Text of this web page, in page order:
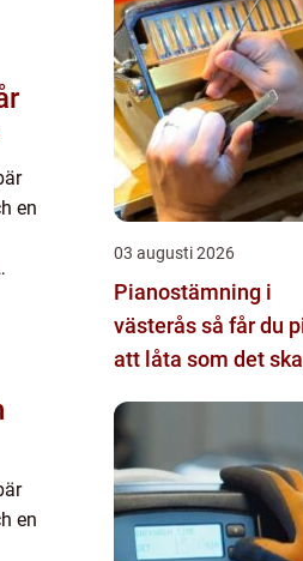
en
en
03 augusti 2026
Pianostämning i
västerås så får du pianot
att låta som det ska